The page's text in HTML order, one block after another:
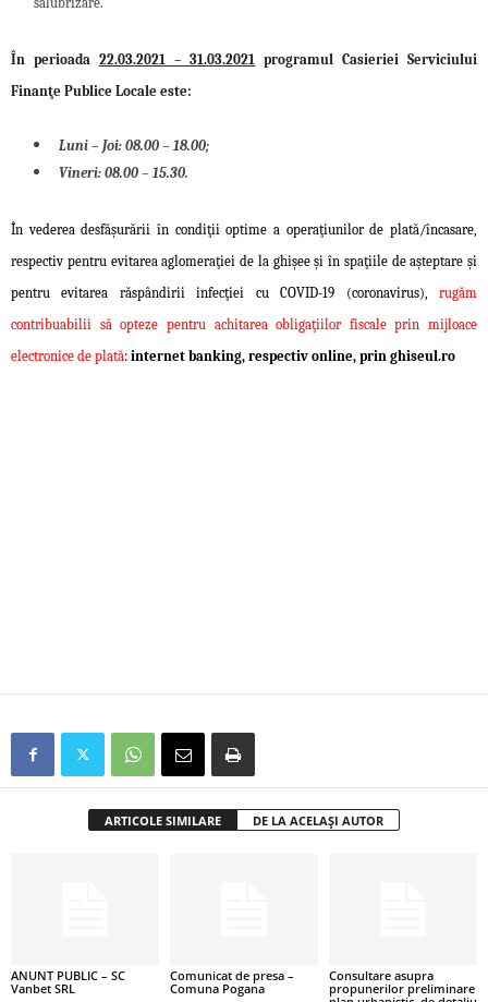
În perioada 22.03.2021 – 31.03.2021 programul Casieriei Serviciului
Finanţe Publice Locale este:
Luni – Joi: 08.00 – 18.00;
Vineri: 08.00 – 15.30.
În vederea desfăşurării în condiţii optime a operaţiunilor de plată/încasare,
respectiv pentru evitarea aglomeraţiei de la ghişee şi în spaţiile de aşteptare şi
pentru evitarea răspândirii infecţiei cu COVID-19 (coronavirus), rugăm
contribuabilii să opteze pentru achitarea obligaţiilor fiscale prin mijloace
electronice de plată: internet banking, respectiv online, prin ghiseul.ro
ARTICOLE SIMILARE DE LA ACELAȘI AUTOR
ANUNT PUBLIC – SC
Vanbet SRL
Comunicat de presa –
Comuna Pogana
Consultare asupra
propunerilor preliminare